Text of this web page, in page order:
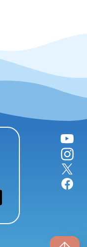
YouTube
instagram
X
facebook